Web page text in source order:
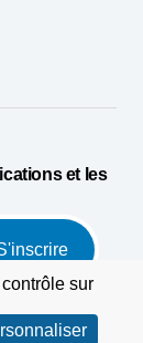
et les
Mentions légales
sur